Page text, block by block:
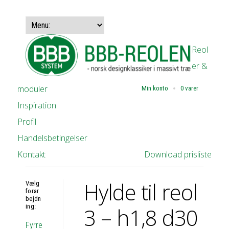
Min konto 0 varer
Reol
er &
moduler
Inspiration
Profil
Handelsbetingelser
Download prisliste
Kontakt
Hylde til reol
3 – h1,8 d30
Vælg
forar
bejdn
ing:
Fyrre